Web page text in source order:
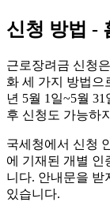
신청 방법 -
근로장려금 신청
화 세 가지 방법으
년 5월 1일~5월
후 신청도 가능하
국세청에서 신청
에 기재된 개별 인
니다. 안내문을 받
있습니다.